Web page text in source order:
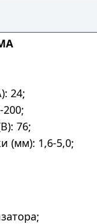
24;
76;
(мм): 1,6-5,0;